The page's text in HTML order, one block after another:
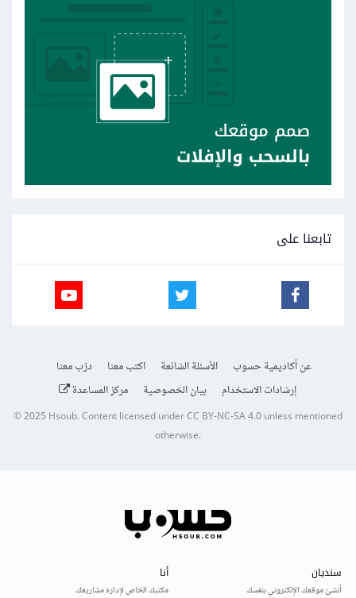
تابعنا على
عن أكاديمية حسوب الأسئلة الشائعة اكتب معنا
درّب معنا
إرشادات الاستخدام
بيان الخصوصية مركز المساعدة
© 2025Hsoub.Content licensed underCC BY-NC-SA 4.0unless mentioned
otherwise.